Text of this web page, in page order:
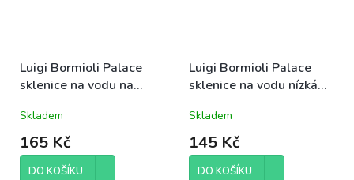
Luigi Bormioli Palace
sklenice na vodu na
(09232)
Skladem
165 Kč
DO KOŠÍKU
Luigi Bormioli Palace
sklenice na vodu nízká
Skladem
145 Kč
DO KOŠÍKU